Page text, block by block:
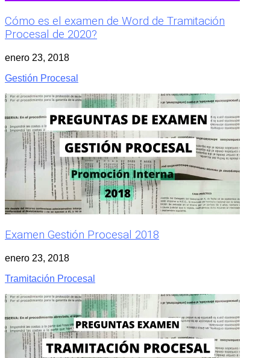
Cómo es el examen de Word de Tramitación
Procesal de 2020?
enero 23, 2018
Gestión Procesal
Examen Gestión Procesal 2018
enero 23, 2018
Tramitación Procesal